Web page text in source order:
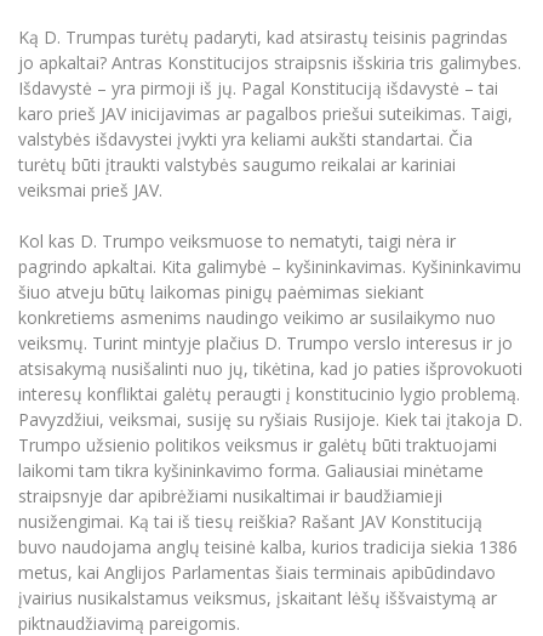
Azijos centras
Vilniaus Karaliaus Sedžiongo institutas
Frankofoniškų šalių studijų centras
Azijos centras
Vilniaus Karaliaus Sedžiongo institutas
Frankofoniškų šalių studijų centras
Viešai skelbiama informacija
Parama Ukrainai
Civilinė sauga
Korupcijos prevencija
Informacinė sistema "Studijos"
Darbuotojų elektroninis paštas
Daugiafaktorinė autentifikacija universiteto
darbuotojams (MFA)
Mokslininkų profiliai "CRIS"
Darbuotojų kvalifikacijos kėlimas
MRU norminių teisės aktų duomenų bazė
Intranetas
eDVS
Microsoft Office 365
MRU mobilios programėlės
Pagalbos sistema
Profesinė sąjunga
Kontaktų paieška
Ką D. Trumpas turėtų padaryti, kad atsirastų teisinis pagrindas
jo apkaltai? Antras Konstitucijos straipsnis išskiria tris galimybes.
Išdavystė – yra pirmoji iš jų. Pagal Konstituciją išdavystė – tai
karo prieš JAV inicijavimas ar pagalbos priešui suteikimas. Taigi,
valstybės išdavystei įvykti yra keliami aukšti standartai. Čia
turėtų būti įtraukti valstybės saugumo reikalai ar kariniai
veiksmai prieš JAV.
Kol kas D. Trumpo veiksmuose to nematyti, taigi nėra ir
pagrindo apkaltai. Kita galimybė – kyšininkavimas. Kyšininkavimu
šiuo atveju būtų laikomas pinigų paėmimas siekiant
konkretiems asmenims naudingo veikimo ar susilaikymo nuo
veiksmų. Turint mintyje plačius D. Trumpo verslo interesus ir jo
atsisakymą nusišalinti nuo jų, tikėtina, kad jo paties išprovokuoti
interesų konfliktai galėtų peraugti į konstitucinio lygio problemą.
Pavyzdžiui, veiksmai, susiję su ryšiais Rusijoje. Kiek tai įtakoja D.
Trumpo užsienio politikos veiksmus ir galėtų būti traktuojami
laikomi tam tikra kyšininkavimo forma. Galiausiai minėtame
straipsnyje dar apibrėžiami nusikaltimai ir baudžiamieji
nusižengimai. Ką tai iš tiesų reiškia? Rašant JAV Konstituciją
buvo naudojama anglų teisinė kalba, kurios tradicija siekia 1386
metus, kai Anglijos Parlamentas šiais terminais apibūdindavo
įvairius nusikalstamus veiksmus, įskaitant lėšų iššvaistymą ar
piktnaudžiavimą pareigomis.